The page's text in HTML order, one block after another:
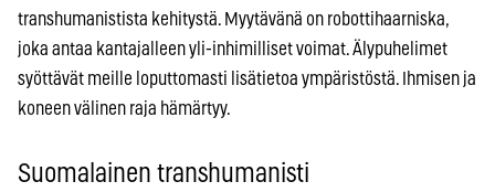
transhumanistista kehitystä. Myytävänä on robottihaarniska,
joka antaa kantajalleen yli-inhimilliset voimat. Älypuhelimet
syöttävät meille loputtomasti lisätietoa ympäristöstä. Ihmisen ja
koneen välinen raja hämärtyy.
Suomalainen transhumanisti